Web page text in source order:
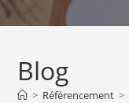
Blog
> Référencement >